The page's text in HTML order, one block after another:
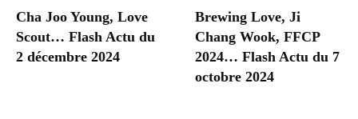
Cha Joo Young, Love
Scout… Flash Actu du
2 décembre 2024
Brewing Love, Ji
Chang Wook, FFCP
2024… Flash Actu du 7
octobre 2024